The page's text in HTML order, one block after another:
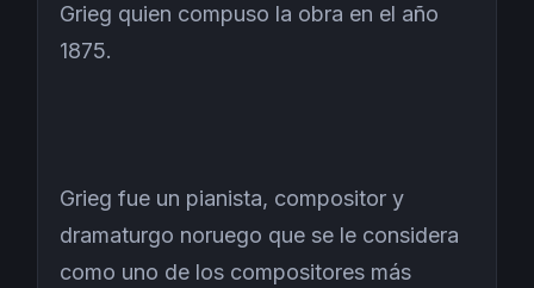
Grieg quien compuso la obra en el año
1875.
Grieg fue un pianista, compositor y
dramaturgo noruego que se le considera
como uno de los compositores más